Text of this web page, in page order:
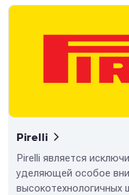
Pirelli
Pirelli является
уделяющей особое
высокотехнологичных